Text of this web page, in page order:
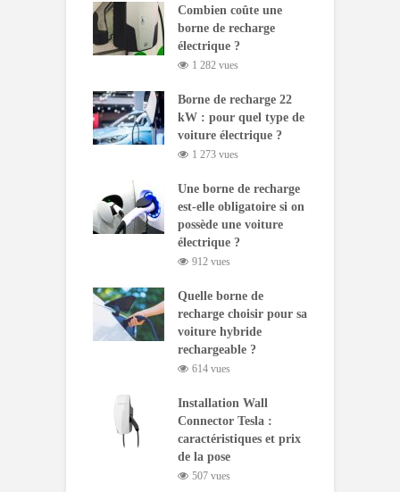
Combien coûte une
borne de recharge
électrique ?
1 282 vues
Borne de recharge 22
kW : pour quel type de
voiture électrique ?
1 273 vues
Une borne de recharge
est-elle obligatoire si on
possède une voiture
électrique ?
912 vues
Quelle borne de
recharge choisir pour sa
voiture hybride
rechargeable ?
614 vues
Installation Wall
Connector Tesla :
caractéristiques et prix
de la pose
507 vues